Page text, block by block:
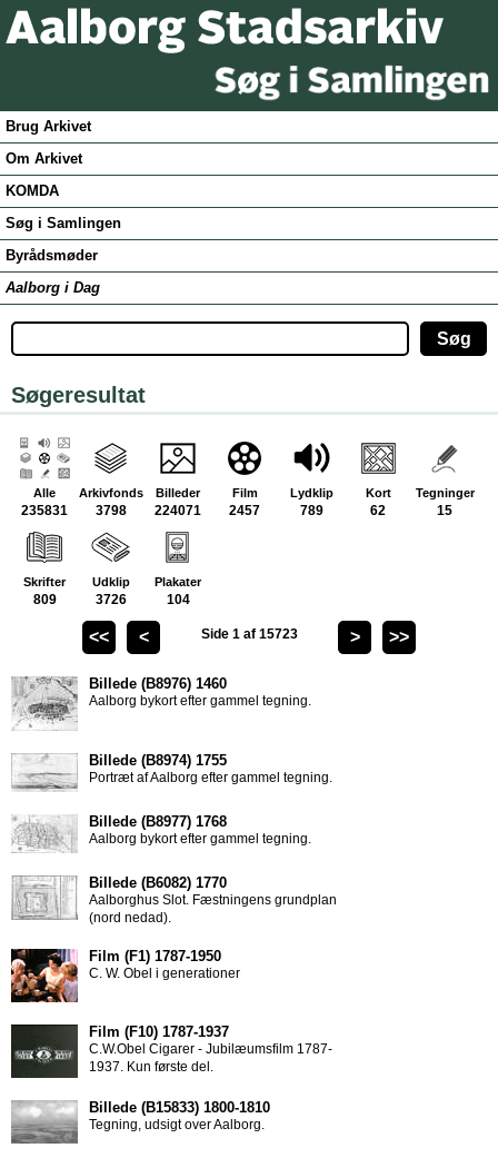
Brug Arkivet
Om Arkivet
KOMDA
Søg i Samlingen
Byrådsmøder
Aalborg i Dag
Søgeresultat
235831 3798 224071 2457 789 62 15
809 3726 104
Side 1 af 15723
Aalborg bykort efter gammel tegning.
Portræt af Aalborg efter gammel tegning.
Aalborg bykort efter gammel tegning.
Aalborghus Slot. Fæstningens grundplan
(nord nedad).
C. W. Obel i generationer
C.W.Obel Cigarer - Jubilæumsfilm 1787-
1937. Kun første del.
Tegning, udsigt over Aalborg.